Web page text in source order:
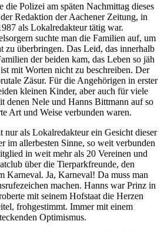
Polizei am späten Nachmittag dieses
Redaktion der Aachener Zeitung, in
als Lokalredakteur tätig war.
suchte man die Familien auf, um
zu überbringen. Das Leid, das innerhalb
der beiden kam, das Leben so jäh
mit Worten nicht zu beschreiben. Der
Zäsur. Für die Angehörigen in erster
kleinen Kinder, aber auch für viele
denen Nele und Hanns Bittmann auf so
Art und Weise verbunden waren.
als Lokalredakteur ein Gesicht dieser
im allerbesten Sinne, so weit verbunden
in weit mehr als 20 Vereinen und
über die Tierparkfreunde, den
Karneval. Ja, Karneval! Da muss man
machen. Hanns war Prinz in
mit seinem Hofstaat die Herzen
frohgestimmt. Immer mit einem
Optimismus.